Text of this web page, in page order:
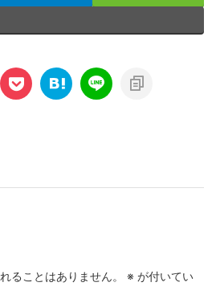
ることはありません。 ※ が付いてい